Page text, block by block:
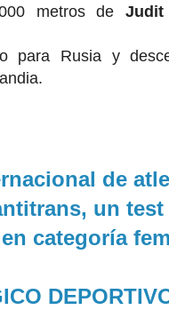
metros de
para Rusia y
de
un
categoría